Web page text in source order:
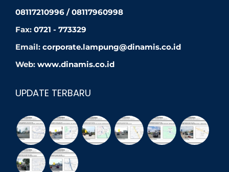
08117210996 / 08117960998
Fax: 0721 - 773329
Email: corporate.lampung@dinamis.co.id
Web: www.dinamis.co.id
UPDATE TERBARU